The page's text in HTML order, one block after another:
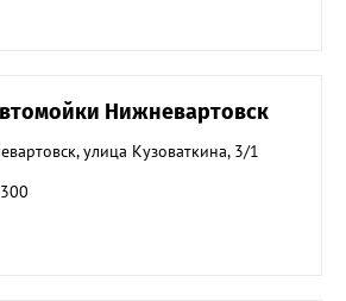
Нижневартовск
улица Кузоваткина, 3/1